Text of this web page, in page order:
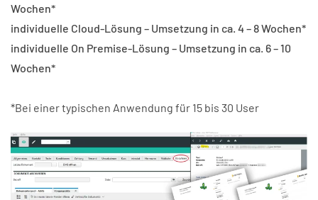
Wochen*
individuelle Cloud-Lösung – Umsetzung in ca. 4 – 8 Wochen*
individuelle On Premise-Lösung – Umsetzung in ca. 6 – 10
Wochen*
*Bei einer typischen Anwendung für 15 bis 30 User